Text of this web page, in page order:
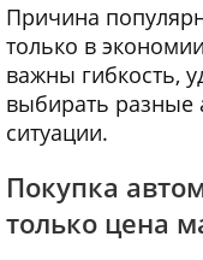
Причина
только в
важны гибкость,
выбирать разные
ситуации.
Покупка
только цена